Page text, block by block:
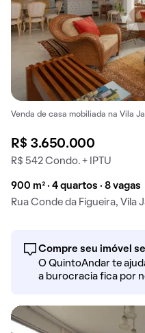
Venda de casa mobiliada na Vila
R$ 3.650.000
R$ 542 Condo. + IPTU
900 m² · 4 quartos · 8 vagas
Rua Conde da Figueira, Vila
Compre seu imóvel
O QuintoAndar te
a burocracia fica por